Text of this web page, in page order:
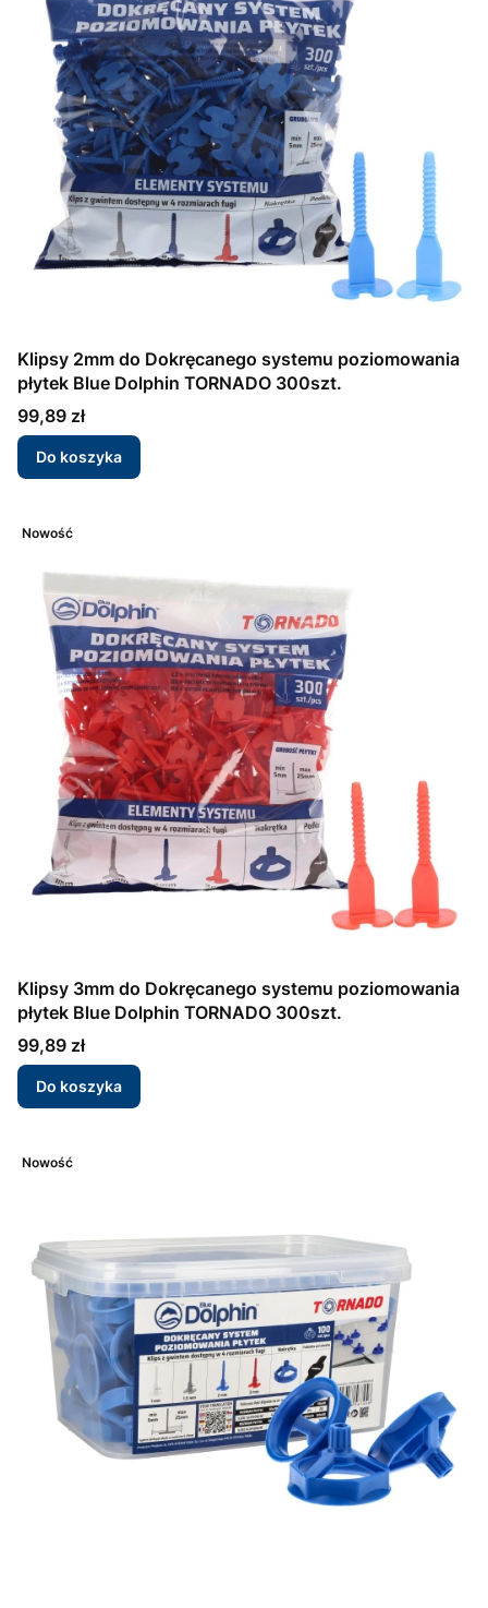
Klipsy 2mm do Dokręcanego systemu poziomowania
płytek Blue Dolphin TORNADO 300szt.
Cena
99,89 zł
Do koszyka
Nowość
Klipsy 3mm do Dokręcanego systemu poziomowania
płytek Blue Dolphin TORNADO 300szt.
Cena
99,89 zł
Do koszyka
Nowość